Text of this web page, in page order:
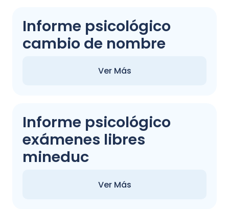
Informe psicológico
cambio de nombre
Ver Más
Informe psicológico
exámenes libres
mineduc
Ver Más